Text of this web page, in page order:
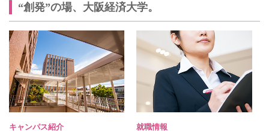
“創発”の場、大阪経済大学。
キャンパス紹介
就職情報